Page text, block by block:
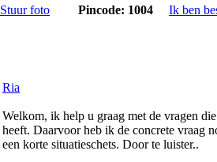
Stuur foto Pincode: 1004 Ik ben
Ria
Welkom, ik help u graag met de vragen
heeft. Daarvoor heb ik de concrete vraag
een korte situatieschets. Door te luister..